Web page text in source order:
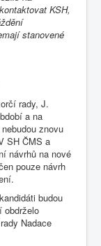
KSH,
stanovené
rady, J.
a na
znovu
SH ČMS a
návrhů na nové
pouze návrh
budou
obdrželo
Nadace